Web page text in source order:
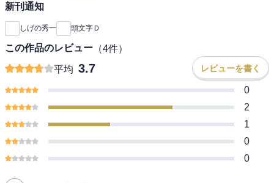
新刊通知
しげの秀一 頭文字Ｄ
この作品のレビュー （4件）
平均 3.7 レビューを書く
0
2
1
0
0